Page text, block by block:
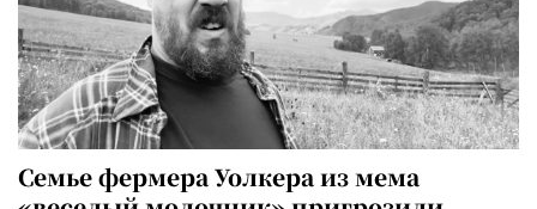
Семье фермера Уолкера из мема